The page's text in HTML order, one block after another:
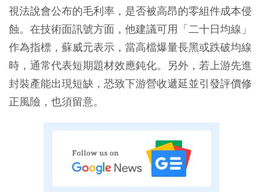
視法說會公布的毛利率，是否被高昂的零組件成本侵
蝕。在技術面訊號方面，他建議可用「二十日均線」
作為指標，蘇威元表示，當高檔爆量長黑或跌破均線
時，通常代表短期題材效應鈍化。另外，若上游先進
封裝產能出現短缺，恐致下游營收遞延並引發評價修
正風險，也須留意。